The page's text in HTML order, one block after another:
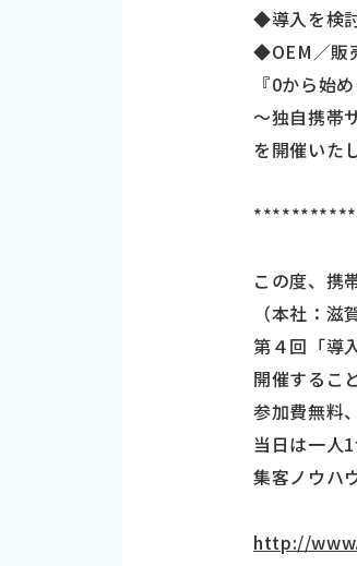
◆導入を検
◆OEM／販
『0から始
～独自携帯
を開催いた
この度、携
（本社：
第４回「導
開催するこ
参加費無料
当日は一人
集客ノウハ
http://